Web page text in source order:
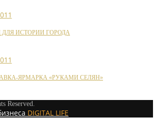
ИСТОРИИ ГОРОДА
ЯРМАРКА «РУКАМИ СЕЛЯН»
Reserved.
DIGITAL LIFE